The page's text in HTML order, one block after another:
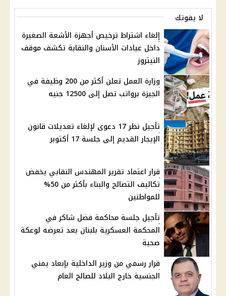
لا يفوتك
إلغاء اشتراط ترخيص أجهزة الأشعة الصغيرة
داخل عيادات الأسنان والنقابة تكشف موقف
النيتروز
وزارة العمل تعلن أكثر من 200 وظيفة في
الجيزة برواتب تصل إلى 12500 جنيه
تأجيل نظر 17 دعوى لإلغاء تعديلات قانون
الإيجار القديم إلى جلسة 17 أكتوبر
قرار اعتماد تقرير المهندس النقابي يخفض
تكاليف التصالح والبناء بأكثر من 50%
للمواطنين
تأجيل جلسة محاكمة فضل شاكر في
المحكمة العسكرية بلبنان بعد تعرضه لوعكة
صحية
قرار رسمي من وزير الداخلية بإبعاد يمني
الجنسية خارج البلاد للصالح العام